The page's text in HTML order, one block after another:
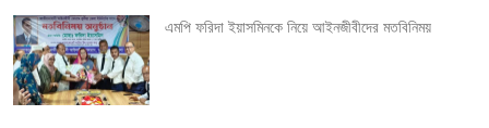
v
i
এমপি ফরিদা ইয়াসমিনকে নিয়ে আইনজীবীদের মতবিনিময়